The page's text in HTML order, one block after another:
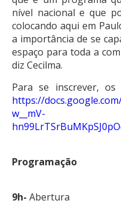
nível nacional e que
colocando aqui em
a importância de se
espaço para toda a
diz Cecilma.
Para se inscrever, os
https://
w__mV-
Programação
9h- Abertura